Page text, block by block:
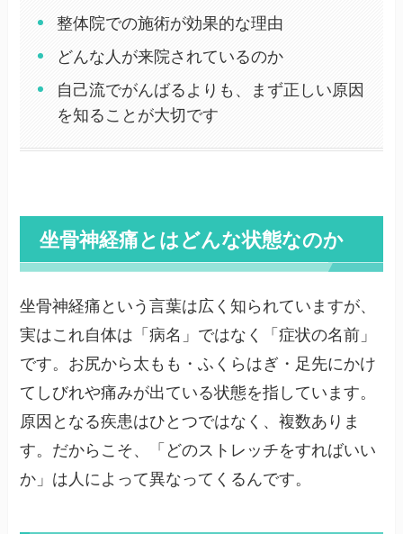
整体院での施術が効果的な理由
どんな人が来院されているのか
自己流でがんばるよりも、まず正しい原因
を知ることが大切です
坐骨神経痛とはどんな状態なのか
坐骨神経痛という言葉は広く知られていますが、
実はこれ自体は「病名」ではなく「症状の名前」
です。お尻から太もも・ふくらはぎ・足先にかけ
てしびれや痛みが出ている状態を指しています。
原因となる疾患はひとつではなく、複数ありま
す。だからこそ、「どのストレッチをすればいい
か」は人によって異なってくるんです。